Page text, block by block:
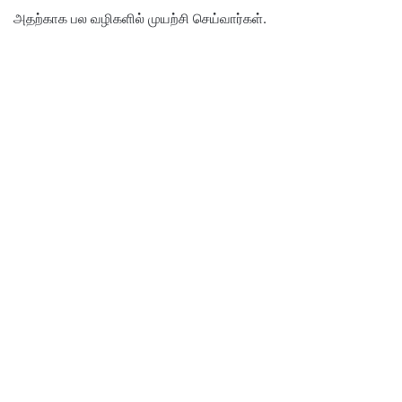
அதற்காக பல வழிகளில் முயற்சி செய்வார்கள்.